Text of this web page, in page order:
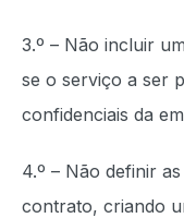
3.º – Não incluir
se o serviço a ser
confidenciais da
4.º – Não definir
contrato, criando